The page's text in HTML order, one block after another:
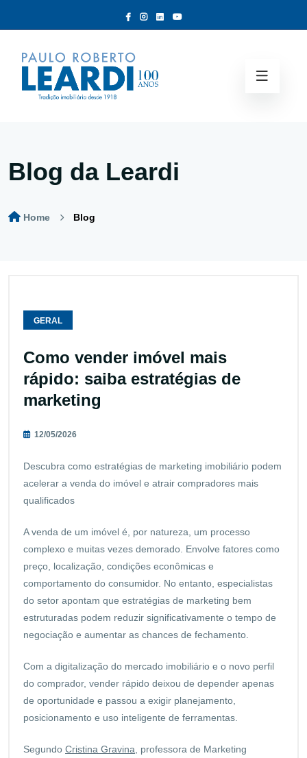
Blog da Leardi
Home Blog
GERAL
Como vender imóvel mais
rápido: saiba estratégias de
marketing
12/05/2026
Descubra como estratégias de marketing imobiliário podem
acelerar a venda do imóvel e atrair compradores mais
qualificados
A venda de um imóvel é, por natureza, um processo
complexo e muitas vezes demorado. Envolve fatores como
preço, localização, condições econômicas e
comportamento do consumidor. No entanto, especialistas
do setor apontam que estratégias de marketing bem
estruturadas podem reduzir significativamente o tempo de
negociação e aumentar as chances de fechamento.
Com a digitalização do mercado imobiliário e o novo perfil
do comprador, vender rápido deixou de depender apenas
de oportunidade e passou a exigir planejamento,
posicionamento e uso inteligente de ferramentas.
Segundo Cristina Gravina , professora de Marketing